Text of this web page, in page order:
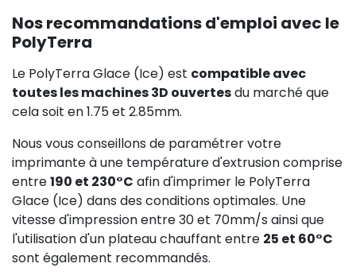
Nos recommandations d'emploi avec le
PolyTerra
Le PolyTerra Glace (Ice) est compatible avec
toutes les machines 3D ouvertesdu marché que
cela soit en 1.75 et 2.85mm.
Nous vous conseillons de paramétrer votre
imprimante à une température d'extrusion comprise
entre190 et 230°C afin d'imprimer le PolyTerra
Glace (Ice) dans des conditions optimales. Une
vitesse d'impression entre 30 et 70mm/s ainsi que
l'utilisation d'un plateau chauffant entre 25 et 60°C
sont également recommandés.